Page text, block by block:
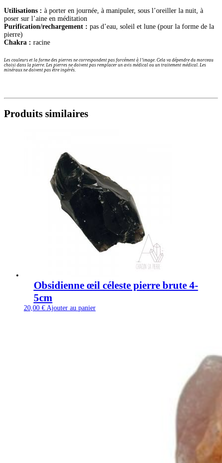
Utilisations : à porter en journée, à manipuler, sous l’oreiller la nuit, à
poser sur l’aine en méditation
Purification/rechargement : pas d’eau, soleil et lune (pour la forme de la
pierre)
Chakra : racine
Les couleurs et la forme des pierres ne correspondent pas forcément à l’image. Cela va dépendre du morceau
choisi dans la pierre. Les pierres ne doivent pas remplacer un avis médical ou un traitement médical. Les
minéraux ne doivent pas être ingérés.
Produits similaires
Obsidienne œil céleste pierre brute 4-
5cm
20,00 € Ajouter au panier